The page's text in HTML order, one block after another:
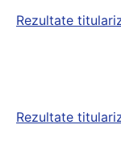
Rezultate
Rezultate